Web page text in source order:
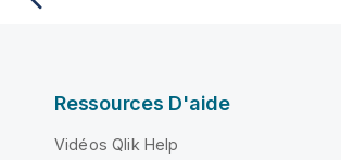
Ressources D'aide
Vidéos Qlik Help